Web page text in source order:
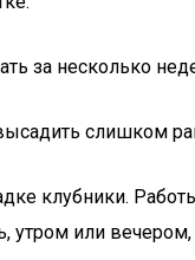
за несколько
слишком
клубники.
или